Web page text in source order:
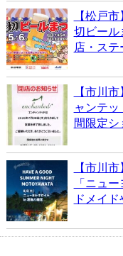
【松戸
切ビール
店・ステ
【市川
ャンテ
間限定シ
【市川
「ニュ
ドメイ